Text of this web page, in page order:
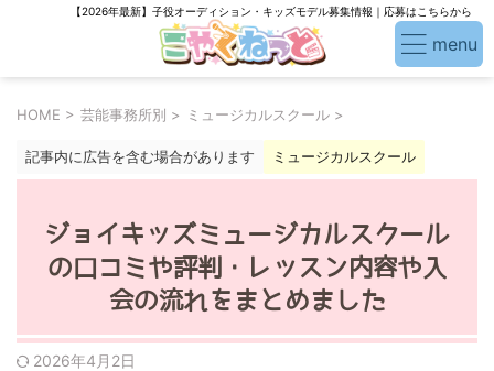
【2026年最新】子役オーディション・キッズモデル募集情報｜応募はこちらから
HOME > 芸能事務所別 > ミュージカルスクール >
記事内に広告を含む場合があります ミュージカルスクール
ジョイキッズミュージカルスクール
の口コミや評判・レッスン内容や入
会の流れをまとめました
2026年4月2日